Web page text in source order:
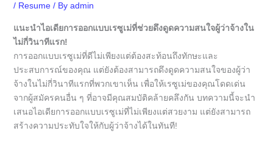
/ Resume/ By admin
แนะนำไอเดียการออกแบบเรซูเม่ที่ช่วยดึงดูดความสนใจผู้ว่าจ้างใน
ไม่กี่วินาทีแรก!
การออกแบบเรซูเม่ที่ดีไม่เพียงแต่ต้องสะท้อนถึงทักษะและ
ประสบการณ์ของคุณ แต่ยังต้องสามารถดึงดูดความสนใจของผู้ว่า
จ้างในไม่กี่วินาทีแรกที่พวกเขาเห็น เพื่อให้เรซูเม่ของคุณโดดเด่น
จากผู้สมัครคนอื่น ๆ ที่อาจมีคุณสมบัติคล้ายคลึงกัน บทความนี้จะนำ
เสนอไอเดียการออกแบบเรซูเม่ที่ไม่เพียงแต่สวยงาม แต่ยังสามารถ
สร้างความประทับใจให้กับผู้ว่าจ้างได้ในทันที!